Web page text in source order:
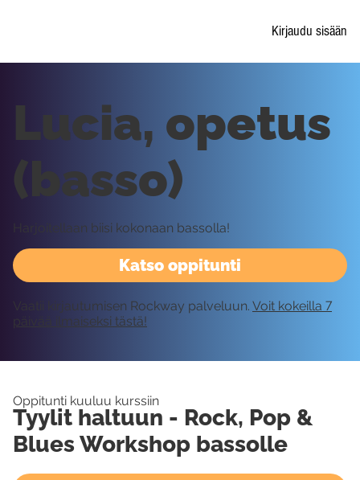
Kirjaudu sisään
Katso oppitunti
Lucia, opetus
(basso)
Harjoitellaan biisi kokonaan bassolla!
Vaatii kirjautumisen Rockway palveluun. Voit kokeilla 7
päivää ilmaiseksi tästä!
Oppitunti kuuluu kurssiin
Tyylit haltuun - Rock, Pop &
Blues Workshop bassolle